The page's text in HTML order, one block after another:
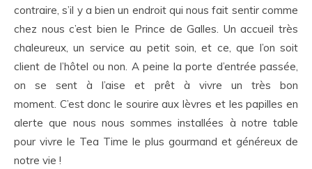
contraire, s’il y a bien un endroit qui nous fait sentir comme
chez nous c’est bien le Prince de Galles. Un accueil très
chaleureux, un service au petit soin, et ce, que l’on soit
client de l’hôtel ou non. A peine la porte d’entrée passée,
on se sent à l’aise et prêt à vivre un très bon
moment. C’est donc le sourire aux lèvres et les papilles en
alerte que nous nous sommes installées à notre table
pour vivre le Tea Time le plus gourmand et généreux de
notre vie !